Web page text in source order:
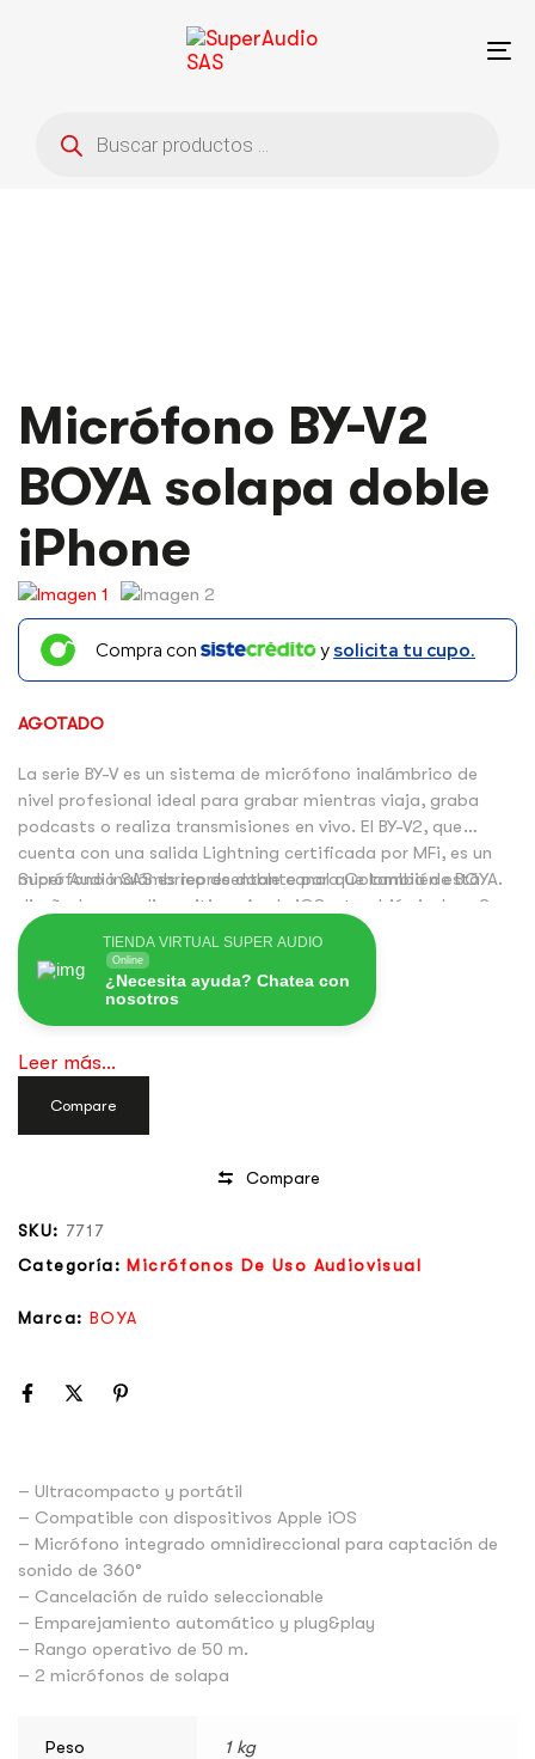
productos
Micrófono BY-V2
BOYA solapa doble
iPhone
Compra con y solicita tu cupo.
AGOTADO
La serie BY-V es un sistema de micrófono inalámbrico de
nivel profesional ideal para grabar mientras viaja, graba
podcasts o realiza transmisiones en vivo. El BY-V2, que
cuenta con una salida Lightning certificada por MFi, es un
micrófono inalámbrico de doble canal que también está
diseñado para dispositivos Apple iOS y también incluye 2
transmisores y 1 receptor. Ofrece una solución de audio de
alta calidad a un precio asequible, haciéndola accesible a
una gama más amplia de usuarios.
Super Audio SAS es representante para Colombia de BOYA.
TIENDA VIRTUAL SUPER AUDIO
Online
¿Necesita ayuda? Chatea con
nosotros
Leer más...
Compare
Compare
SKU: 7717
Categoría: Micrófonos De Uso Audiovisual
Marca: BOYA
– Ultracompacto y portátil
– Compatible con dispositivos Apple iOS
– Micrófono integrado omnidireccional para captación de
sonido de 360°
– Cancelación de ruido seleccionable
– Emparejamiento automático y plug&play
– Rango operativo de 50 m.
– 2 micrófonos de solapa
Peso 1 kg